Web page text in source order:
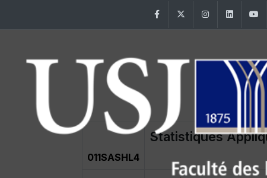
FacebookTwitter Instagram
011SASHL4
Statistiques